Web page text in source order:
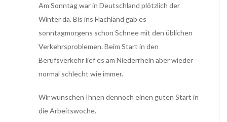
Am Sonntag war in Deutschland plötzlich der
Winter da. Bis ins Flachland gab es
sonntagmorgens schon Schnee mit den üblichen
Verkehrsproblemen. Beim Start in den
Berufsverkehr lief es am Niederrhein aber wieder
normal schlecht wie immer.
Wir wünschen Ihnen dennoch einen guten Start in
die Arbeitswoche.